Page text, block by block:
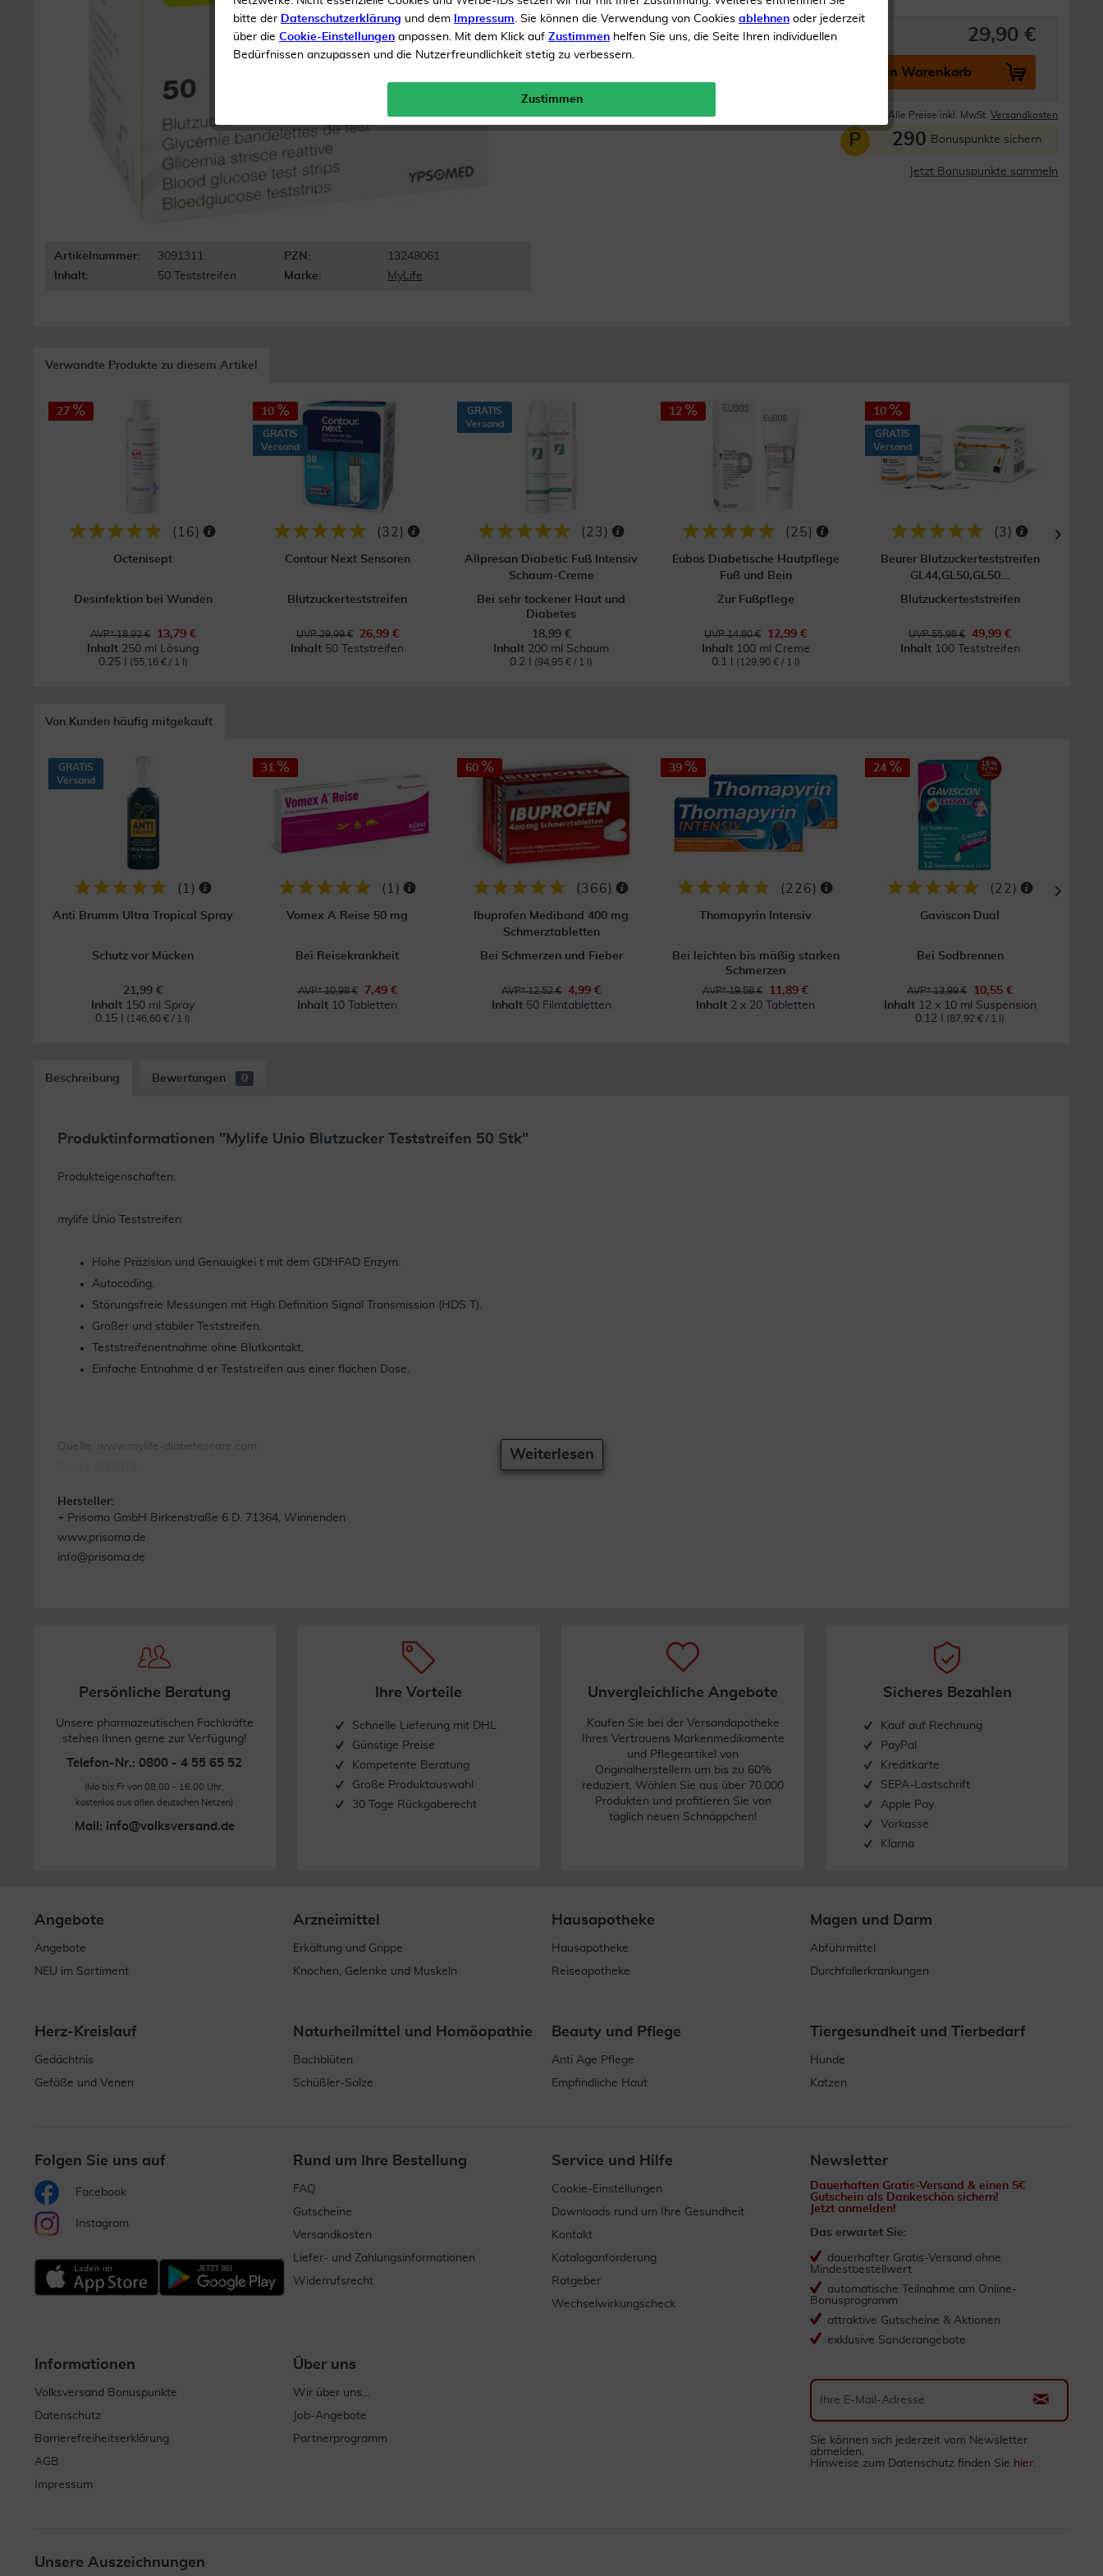
Artikelnummer: 3091311 PZN:
13248061
Inhalt:
50 Teststreifen Marke: MyLife
Inhalt50 Teststreifen 29,90 €
In den Warenkorb
Versandkostenfrei Alle Preise inkl. MwSt. Versandkosten
P 290 Bonuspunkte sichern
Jetzt Bonuspunkte sammeln
Verwandte Produkte zu diesem Artikel
27
( 16)
Octenisept
Desinfektion bei Wunden
AVP* 18,92 €
13,79 €
Inhalt 250 ml Lösung
0.25 l
(55,16 € / 1 l)
10
GRATIS
Versand
(32 )
Contour Next Sensoren
Blutzuckerteststreifen
UVP 29,99 €
26,99 €
Inhalt 50 Teststreifen
GRATIS
Versand
(23)
Allpresan Diabetic Fuß Intensiv
Schaum-Creme
Bei sehr tockener Haut und
Diabetes
18,99 €
Inhalt 200 ml Schaum
0.2 l
(94,95 € / 1 l)
12
(25)
Eubos Diabetische Hautpflege
Fuß und Bein
Zur Fußpflege
UVP 14,80 €
12,99 €
Inhalt 100 ml Creme
0.1 l
(129,90 € / 1 l)
10
GRATIS
Versand
(3)
Beurer Blutzuckerteststreifen
GL44,GL50,GL50...
Blutzuckerteststreifen
UVP 55,98 €
49,99 €
Inhalt 100 Teststreifen
Von Kunden häufig mitgekauft
GRATIS
Versand
( 1 )
Anti Brumm Ultra Tropical Spray
Schutz vor Mücken
21,99 €
Inhalt 150 ml Spray
0.15 l
(146,60 € / 1 l)
31
( 1 )
Vomex A Reise 50 mg
Bei Reisekrankheit
AVP* 10,98 €
7,49 €
Inhalt 10 Tabletten
60
(366)
Ibuprofen Medibond 400 mg
Schmerztabletten
Bei Schmerzen und Fieber
AVP* 12,52 €
4,99 €
Inhalt 50 Filmtabletten
39
(226)
Thomapyrin Intensiv
Bei leichten bis mäßig starken
Schmerzen
AVP* 19,58 €
11,89 €
Inhalt 2 x 20 Tabletten
24
(22 )
Gaviscon Dual
Bei Sodbrennen
AVP* 13,99 €
10,55 €
Inhalt 12 x 10 ml Suspension
0.12 l
(87,92 € / 1 l)
Beschreibung Bewertungen 0
Produktinformationen "Mylife Unio Blutzucker Teststreifen 50 Stk"
Produkteigenschaften:
mylife Unio Teststreifen
Hohe Präzision und Genauigkei t mit dem GDHFAD Enzym.
Autocoding.
Störungsfreie Messungen mit High Definition Signal Transmission (HDS T).
Großer und stabiler Teststreifen.
Teststreifenentnahme ohne Blutkontakt.
Einfache Entnahme d er Teststreifen aus einer flachen Dose.
Quelle: www.mylife-diabetescare.com
Weiterlesen
Hersteller:
+ Prisoma GmbH Birkenstraße 6 D. 71364, Winnenden
www.prisoma.de
info@prisoma.de
Persönliche Beratung
Unsere pharmazeutischen Fachkräfte
stehen Ihnen gerne zur Verfügung!
Telefon-Nr.: 0800 - 4 55 65 52
(Mo bis Fr von 08.00 - 16.00 Uhr,
kostenlos aus allen deutschen Netzen)
Mail: info@volksversand.de
Ihre Vorteile
Schnelle Lieferung mit DHL
Günstige Preise
Kompetente Beratung
Große Produktauswahl
30 Tage Rückgaberecht
Unvergleichliche Angebote
Kaufen Sie bei der Versandapotheke
Ihres Vertrauens Markenmedikamente
und Pflegeartikel von
Originalherstellern um bis zu 60%
reduziert. Wählen Sie aus über 70.000
Produkten und profitieren Sie von
täglich neuen Schnäppchen!
Sicheres Bezahlen
Kauf auf Rechnung
PayPal
Kreditkarte
SEPA-Lastschrift
Apple Pay
Vorkasse
Klarna
Angebote
Angebote
NEU im Sortiment
Arzneimittel
Erkältung und Grippe
Knochen, Gelenke und Muskeln
Hausapotheke
Hausapotheke
Reiseapotheke
Magen und Darm
Abführmittel
Durchfallerkrankungen
Herz-Kreislauf
Gedächtnis
Gefäße und Venen
Naturheilmittel und Homöopathie
Bachblüten
Schüßler-Salze
Beauty und Pflege
Anti Age Pflege
Empfindliche Haut
Tiergesundheit und Tierbedarf
Hunde
Katzen
Folgen Sie uns auf
Facebook
Instagram
Rund um Ihre Bestellung
FAQ
Gutscheine
Versandkosten
Liefer- und Zahlungsinformationen
Widerrufsrecht
Service und Hilfe
Cookie-Einstellungen
Downloads rund um Ihre Gesundheit
Kontakt
Kataloganforderung
Ratgeber
Wechselwirkungscheck
Informationen
Volksversand Bonuspunkte
Datenschutz
Barrierefreiheitserklärung
AGB
Impressum
Über uns
Wir über uns...
Job-Angebote
Partnerprogramm
Newsletter
Dauerhaften Gratis-Versand & einen 5€
Gutschein als Dankeschön sichern!
Jetzt anmelden!
Das erwartet Sie:
dauerhafter Gratis-Versand ohne
Mindestbestellwert
automatische Teilnahme am Online-
Bonusprogramm
attraktive Gutscheine & Aktionen
exklusive Sonderangebote
Sie können sich jederzeit vom Newsletter
abmelden.
Hinweise zum Datenschutz finden Sie hier.
Unsere Auszeichnungen
bitte der Datenschutzerklärung und dem Impressum. Sie können die Verwendung von Cookies ablehnen oder jederzeit
über die Cookie-Einstellungen anpassen. Mit dem Klick auf Zustimmen helfen Sie uns, die Seite Ihren individuellen
Bedürfnissen anzupassen und die Nutzerfreundlichkeit stetig zu verbessern.
Zustimmen